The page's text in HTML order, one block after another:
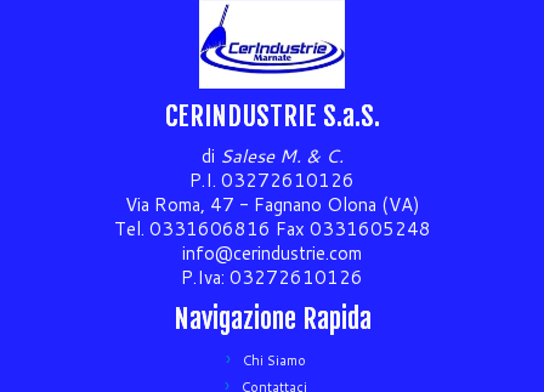
CERINDUSTRIE S.a.S.
di Salese M. & C.
P.I. 03272610126
Via Roma, 47 - Fagnano Olona (VA)
Tel. 0331606816 Fax 0331605248
info@cerindustrie.com
P.Iva: 03272610126
Navigazione Rapida
Chi Siamo
Contattaci